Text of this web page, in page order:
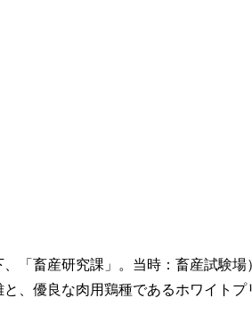
「畜産研究課」。当時：畜産試験場
、優良な肉用鶏種であるホワイトプ